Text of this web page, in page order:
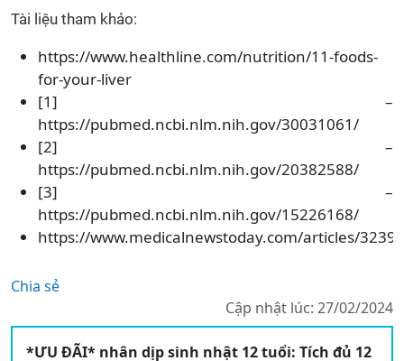
Tài liệu tham khảo:
https://www.healthline.com/nutrition/11-foods-
for-your-liver
[1] –
https://pubmed.ncbi.nlm.nih.gov/30031061/
[2] –
https://pubmed.ncbi.nlm.nih.gov/20382588/
[3] –
https://pubmed.ncbi.nlm.nih.gov/15226168/
https://www.medicalnewstoday.com/articles/
Chia sẻ
Cập nhật lúc: 27/02/2024
*ƯU ĐÃI* nhân dịp sinh nhật 12 tuổi: Tích đủ 12